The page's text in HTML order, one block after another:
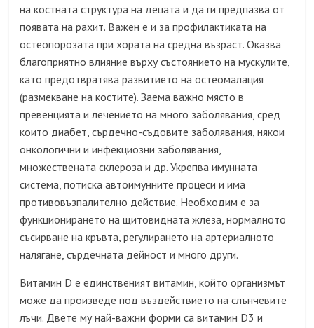
на костната структура на децата и да ги предпазва от
появата на рахит. Важен е и за профилактиката на
остеопорозата при хората на средна възраст. Оказва
благоприятно влияние върху състоянието на мускулите,
като предотвратява развитието на остеомалация
(размекване на костите). Заема важно място в
превенцията и лечението на много заболявания, сред
които диабет, сърдечно-съдовите заболявания, някои
онкологични и инфекциозни заболявания,
множествената склероза и др. Укрепва имунната
система, потиска автоимунните процеси и има
противовъзпалително действие. Необходим е за
функционирането на щитовидната жлеза, нормалното
съсирване на кръвта, регулирането на артериалното
налягане, сърдечната дейност и много други.
Витамин D е единственият витамин, който организмът
може да произведе под въздействието на слънчевите
лъчи. Двете му най-важни форми са витамин D3 и